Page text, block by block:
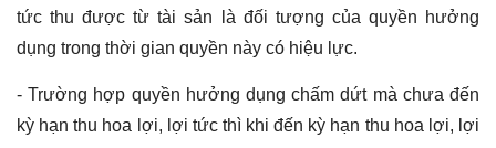
tức thu được từ tài sản là đối tượng của quyền hưởng
dụng trong thời gian quyền này có hiệu lực.
- Trường hợp quyền hưởng dụng chấm dứt mà chưa đến
kỳ hạn thu hoa lợi, lợi tức thì khi đến kỳ hạn thu hoa lợi, lợi